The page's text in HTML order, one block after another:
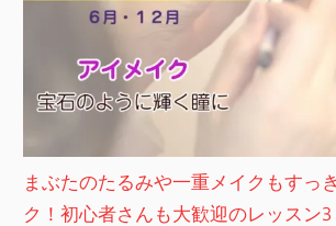
まぶたのたるみや一重メイクもすっ
ク！初心者さんも大歓迎のレッスン